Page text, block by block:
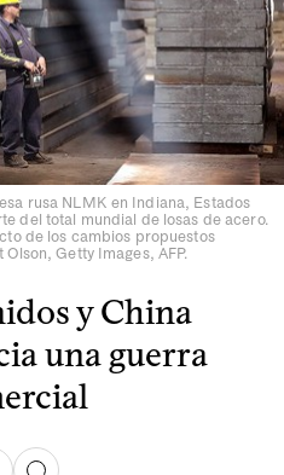
rusa NLMK en Indiana, Estados
del total mundial de losas de acero.
de los cambios propuestos
Getty Images, AFP.
y China
una guerra